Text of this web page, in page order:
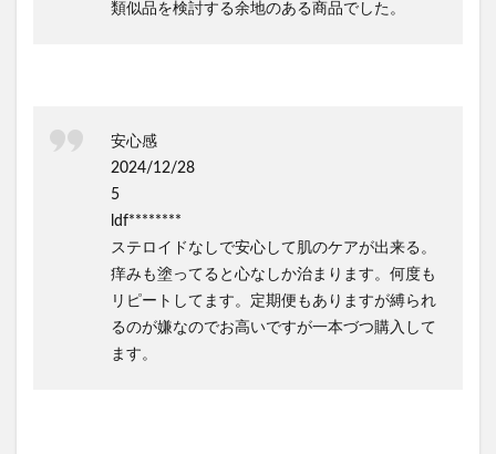
類似品を検討する余地のある商品でした。
安心感
2024/12/28
5
ldf********
ステロイドなしで安心して肌のケアが出来る。
痒みも塗ってると心なしか治まります。何度も
リピートしてます。定期便もありますが縛られ
るのが嫌なのでお高いですが一本づつ購入して
ます。